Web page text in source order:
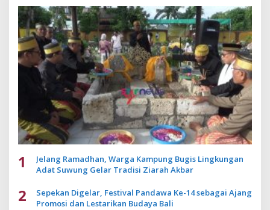
1
Jelang Ramadhan, Warga Kampung Bugis Lingkungan
Adat Suwung Gelar Tradisi Ziarah Akbar
2
Sepekan Digelar, Festival Pandawa Ke-14 sebagai Ajang
Promosi dan Lestarikan Budaya Bali